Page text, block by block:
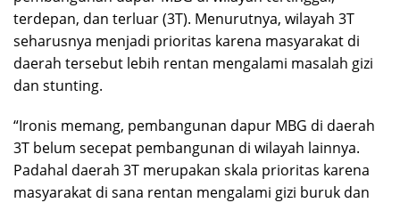
terdepan, dan terluar (3T). Menurutnya, wilayah 3T
seharusnya menjadi prioritas karena masyarakat di
daerah tersebut lebih rentan mengalami masalah gizi
dan stunting.
“Ironis memang, pembangunan dapur MBG di daerah
3T belum secepat pembangunan di wilayah lainnya.
Padahal daerah 3T merupakan skala prioritas karena
masyarakat di sana rentan mengalami gizi buruk dan